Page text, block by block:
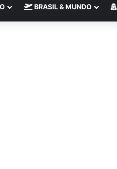
BRASIL & MUNDO